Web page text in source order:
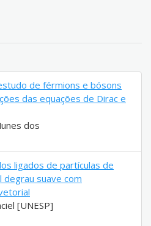
de férmions e bósons
das equações de Dirac e
dos
ligados de partículas de
suave com
[UNESP]